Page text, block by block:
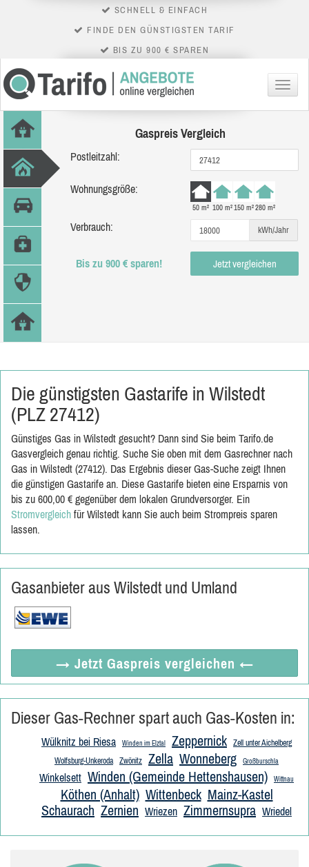
SCHNELL & EINFACH
FINDE DEN GÜNSTIGSTEN TARIF
BIS ZU 900 € SPAREN
Menü
Gaspreis Vergleich
Postleitzahl:
Wohnungsgröße:
50 m² 100 m²150 m²280 m²
Verbrauch: kWh/Jahr
Bis zu 900 € sparen! Jetzt vergleichen
Die günstigsten Gastarife in Wilstedt
(PLZ 27412)
Günstiges Gas in Wilstedt gesucht? Dann sind Sie beim Tarifo.de
Gasvergleich genau richtig. Suche Sie oben mit dem Gasrechner nach
Gas in Wilstedt (27412). Das Ergebnis dieser Gas-Suche zeigt Ihnen
die günstigen Gastarife an. Diese Gastarife bieten eine Ersparnis von
bis zu 600,00 € gegenüber dem lokalen Grundversorger. Ein
Stromvergleich für Wilstedt kann Sie auch beim Strompreis sparen
lassen.
Gasanbieter aus Wilstedt und Umland
→ Jetzt Gaspreis vergleichen ←
Dieser Gas-Rechner spart auch Gas-Kosten in:
Wülknitz bei Riesa Winden im Elztal Zeppernick
Zell unter Aichelberg
Wolfsburg-Unkeroda
Zwönitz Zella Wonneberg Großburschla
Winkelsett Winden (Gemeinde Hettenshausen) Wittnau
Köthen (Anhalt) Wittenbeck Mainz-Kastel
Schaurach Zernien Wriezen Zimmernsupra Wriedel